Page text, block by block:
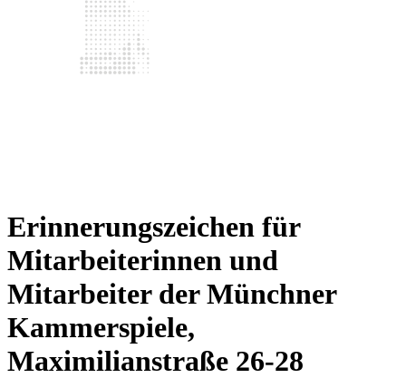
Erinnerungszeichen für
Mitarbeiterinnen und
Mitarbeiter der Münchner
Kammerspiele,
Maximilianstraße 26-28